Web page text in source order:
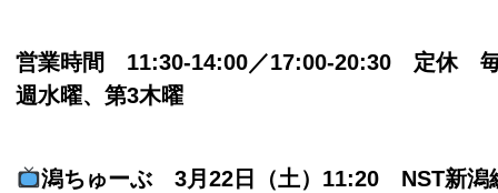
営業時間 11:30-14:00／17:00-20:30 定休
週水曜、第3木曜
潟ちゅーぶ 3月22日（土）11:20 NST新潟